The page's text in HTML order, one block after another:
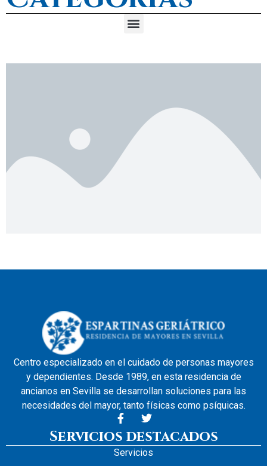
Centro especializado en el cuidado de personas mayores
y dependientes. Desde 1989, en esta residencia de
ancianos en Sevilla se desarrollan soluciones para las
necesidades del mayor, tanto físicas como psíquicas.
Servicios destacados
Servicios